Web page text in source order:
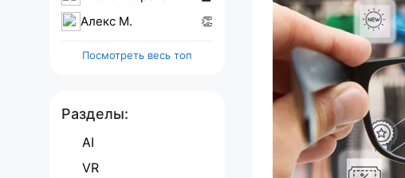
Алекс M.
👏
Посмотреть весь топ
Разделы:
AI
VR